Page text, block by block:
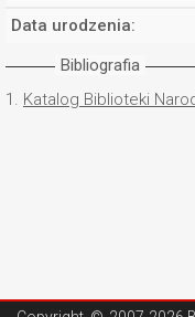
Data urodzenia:
Bibliografia
1. Katalog Biblioteki